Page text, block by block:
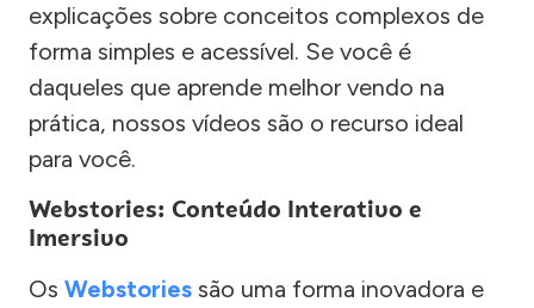
explicações sobre conceitos complexos de
forma simples e acessível. Se você é
daqueles que aprende melhor vendo na
prática, nossos vídeos são o recurso ideal
para você.
Webstories: Conteúdo Interativo e
Imersivo
Os Webstories são uma forma inovadora e